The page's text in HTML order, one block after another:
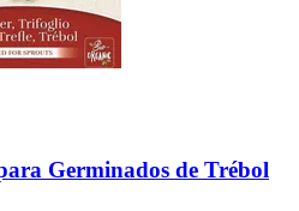
Germinados de Trébol